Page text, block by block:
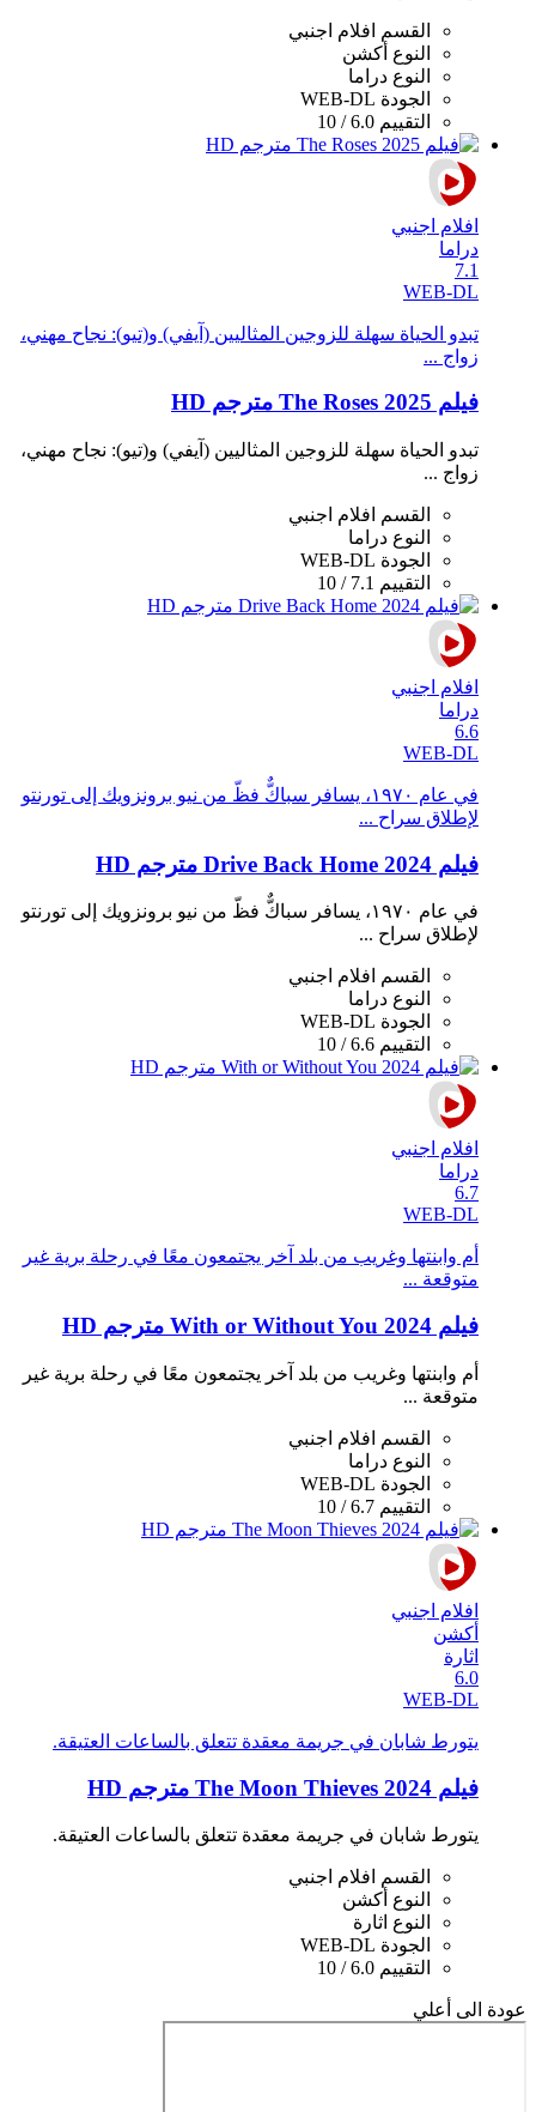
القسم
افلام اجنبي
النوع أكشن
النوع دراما
الجودة WEB-DL
التقييم 6.0 / 10
افلام اجنبي
دراما
7.1
WEB-DL
تبدو الحياة سهلة للزوجين المثاليين (آيفي) و(تيو): نجاح مهني،
زواج ...
فيلم The Roses 2025 مترجم HD
تبدو الحياة سهلة للزوجين المثاليين (آيفي) و(تيو): نجاح مهني،
زواج ...
القسم
افلام اجنبي
النوع دراما
الجودة WEB-DL
التقييم 7.1 / 10
افلام اجنبي
دراما
6.6
WEB-DL
في عام ١٩٧٠، يسافر سباكٌّ فظّ من نيو برونزويك إلى تورنتو
لإطلاق سراح ...
فيلم Drive Back Home 2024 مترجم HD
في عام ١٩٧٠، يسافر سباكٌّ فظّ من نيو برونزويك إلى تورنتو
لإطلاق سراح ...
القسم افلام اجنبي
النوع دراما
الجودة WEB-DL
التقييم 6.6 / 10
افلام اجنبي
دراما
6.7
WEB-DL
أم وابنتها وغريب من بلد آخر يجتمعون معًا في رحلة برية غير
متوقعة ...
فيلم With or Without You 2024 مترجم HD
أم وابنتها وغريب من بلد آخر يجتمعون معًا في رحلة برية غير
متوقعة ...
القسم
افلام اجنبي
النوع دراما
الجودة WEB-DL
التقييم 6.7 / 10
افلام اجنبي
أكشن
اثارة
6.0
WEB-DL
يتورط شابان في جريمة معقدة تتعلق بالساعات العتيقة.
فيلم The Moon Thieves 2024 مترجم HD
يتورط شابان في جريمة معقدة تتعلق بالساعات العتيقة.
القسم
افلام اجنبي
النوع أكشن
النوع اثارة
الجودة WEB-DL
التقييم 6.0 / 10
عودة الى أعلي